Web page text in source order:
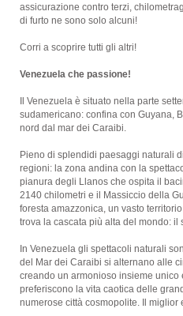
assicurazione contro terzi,
di furto ne sono solo alcuni!
Corri a scoprire tutti gli altri!
Venezuela che passione!
Il Venezuela è situato nella parte
sudamericano: confina con Guyana,
nord dal mar dei Caraibi.
Pieno di splendidi paesaggi naturali
regioni: la zona andina con la
pianura degli Llanos che ospita il
2140 chilometri e il Massiccio della
foresta amazzonica, un vasto
trova la cascata più alta del mondo: il
In Venezuela gli spettacoli naturali
del Mar dei Caraibi si alternano alle
creando un armonioso insieme unico
preferiscono la vita caotica delle
numerose città cosmopolite. Il